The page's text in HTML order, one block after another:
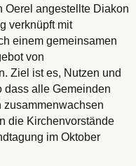
Oerel angestellte Diakon
verknüpft mit
einem gemeinsamen
von
Ziel ist es, Nutzen und
dass alle Gemeinden
die Kirchenvorstände
im Oktober